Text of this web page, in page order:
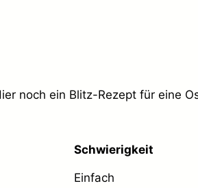
noch ein Blitz-Rezept für eine
Schwierigkeit
Einfach